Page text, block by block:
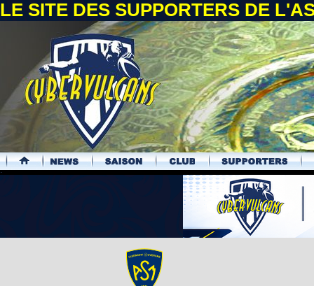
LE SITE DES SUPPORTERS DE
.